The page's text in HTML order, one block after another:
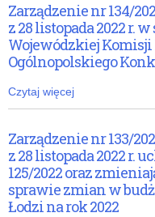
Zarządzenie nr 134/
z 28 listopada 2022 r.
Wojewódzkiej
Ogólnopolskiego
Czytaj więcej
Zarządzenie nr 133/
z 28 listopada 2022 r.
125/2022 oraz
sprawie zmian w
Łodzi na rok 2022